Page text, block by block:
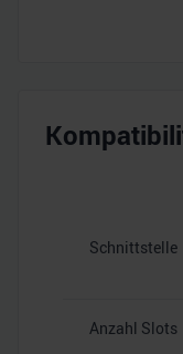
Schnittstelle
Anzahl Slots